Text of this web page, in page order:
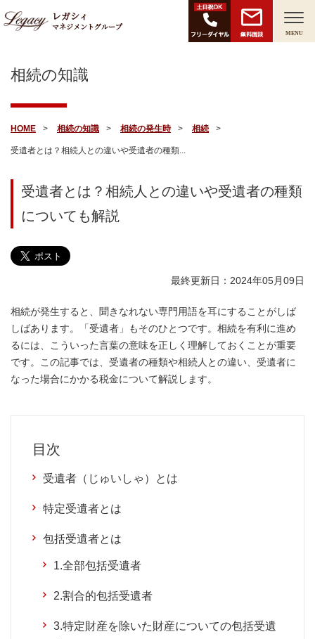
レガシィ
マネジメントグループ
無料面談 MENU
相続の知識
HOME 相続の知識 相続の発生時 相続
受遺者とは？相続人との違いや受遺者の種類...
受遺者とは？相続人との違いや受遺者の種類
についても解説
最終更新日：2024年05月09日
相続が発生すると、聞きなれない専門用語を耳にすることがしば
しばあります。「受遺者」もそのひとつです。相続を有利に進め
るには、こういった言葉の意味を正しく理解しておくことが重要
です。この記事では、受遺者の種類や相続人との違い、受遺者に
なった場合にかかる税金について解説します。
目次
受遺者（じゅいしゃ）とは
特定受遺者とは
包括受遺者とは
1.全部包括受遺者
2.割合的包括受遺者
3.特定財産を除いた財産についての包括受遺